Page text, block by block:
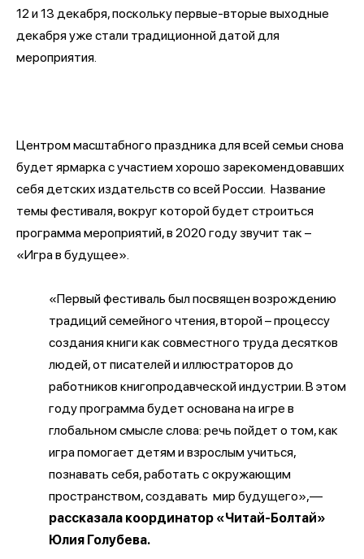
12 и 13 декабря, поскольку первые-вторые выходные
декабря уже стали традиционной датой для
мероприятия.
Центром масштабного праздника для всей семьи снова
будет ярмарка с участием хорошо зарекомендовавших
себя детских издательств со всей России. Название
темы фестиваля, вокруг которой будет строиться
программа мероприятий, в 2020 году звучит так –
«Игра в будущее».
«Первый фестиваль был посвящен возрождению
традиций семейного чтения, второй – процессу
создания книги как совместного труда десятков
людей, от писателей и иллюстраторов до
работников книгопродавческой индустрии. В этом
году программа будет основана на игре в
глобальном смысле слова: речь пойдет о том, как
игра помогает детям и взрослым учиться,
познавать себя, работать с окружающим
пространством, создавать мир будущего»,—
рассказала координатор «Читай-Болтай»
Юлия Голубева.